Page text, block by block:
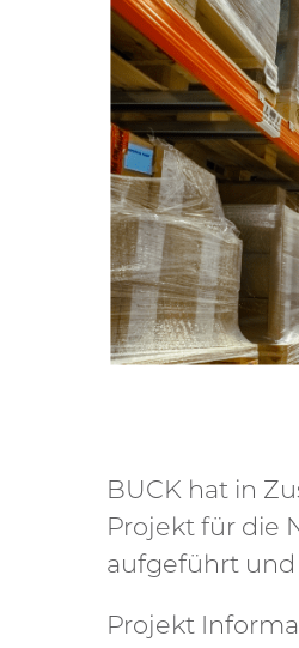
BUCK hat in
Projekt für die
aufgeführt und
Projekt